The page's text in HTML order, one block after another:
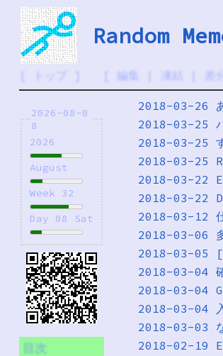
Random
トップ 編集 凍結 差分
2026-08-0
8
2026
August
Week 32
Day 08 Sat
目次
2018-03-26 あ
2018-03-25 バ
2018-03-25 す
2018-03-25
2018-03-22
2018-03-22
2018-03-12 仕
2018-03-06
2018-03-05
2018-03-04
2018-03-04
2018-03-04
2018-03-03
2018-02-19